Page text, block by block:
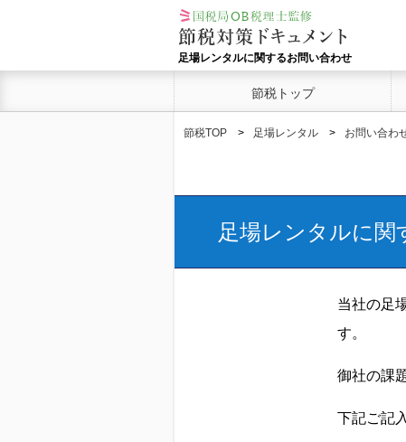
足場レンタルに関するお問い合わせ
節税トップ
節税TOP 足場レンタル お問い合わ
足場レンタルに関
当社の足
す。
御社の課
下記ご記